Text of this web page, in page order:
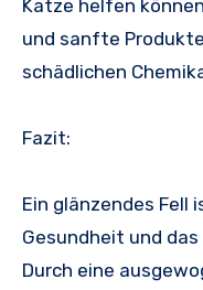
Katze helfen
und sanfte
schädlichen
Fazit:
Ein glänzendes Fell
Gesundheit und
Durch eine